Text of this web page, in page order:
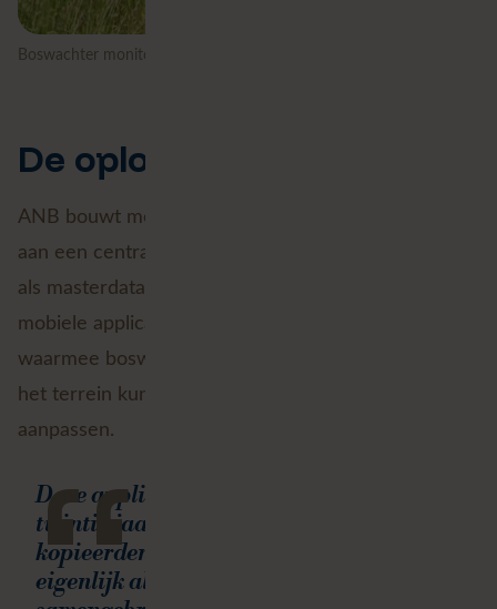
Boswachter monitoring
De oplossing
ANB bouwt met ondersteuning van Avineon Tensing
aan een centrale databank voor Terreinobjecten die
als masterdata voor heel ANB kan dienen. En een
mobiele applicatie (ook offline te gebruiken)
waarmee boswachters Terreinobjecten buiten op
het terrein kunnen raadplegen, registreren en
aanpassen.
Deze applicatie had er eigenlijk al tien tot
twintig jaar geleden moeten zijn. Vroeger
kopieerden mensen heel veel. Nu wordt
eigenlijk alles gestroomlijnd,